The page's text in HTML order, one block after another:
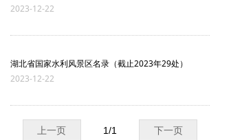
2023-12-22
湖北省国家水利风景区名录（截止2023年29处）
2023-12-22
上一页 下一页
1/1